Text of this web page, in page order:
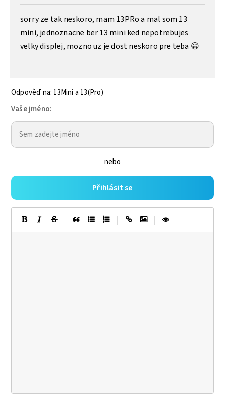
sorry ze tak neskoro, mam 13PRo a mal som 13
mini, jednoznacne ber 13 mini ked nepotrebujes
velky displej, mozno uz je dost neskoro pre teba 😀
Odpověď na: 13Mini a 13(Pro)
Vaše jméno:
nebo
Přihlásit se